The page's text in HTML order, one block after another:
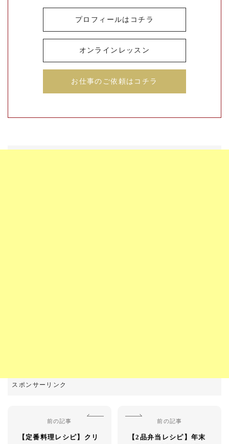
プロフィールはコチラ
オンラインレッスン
お仕事のご依頼はコチラ
前の記事
【定番料理レシピ】クリ
前の記事
【2品弁当レシピ】年末